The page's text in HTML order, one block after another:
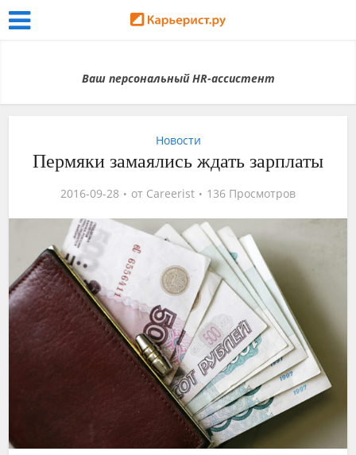
Ваш персональный HR-ассистент
Новости
Пермяки замаялись ждать зарплаты
2016-09-28 от Careerist 136 Просмотров